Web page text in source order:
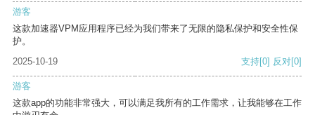
游客
这款加速器VPM应用程序已经为我们带来了无限的隐私保护和安全性保
护。
2025-10-19
支持[0] 反对[0]
游客
这款app的功能非常强大，可以满足我所有的工作需求，让我能够在工作